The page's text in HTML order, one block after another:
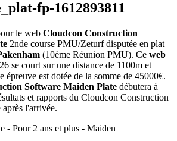
le web Cloudcon Construction
2nde course PMU/Zeturf disputée en plat
(10ème Réunion PMU). Ce web
se court sur une distance de 1100m et
épreuve est dotée de la somme de 45000€.
Software Maiden Plate débutera à
et rapports du Cloudcon Construction
l'arrivée.
- Pour 2 ans et plus - Maiden